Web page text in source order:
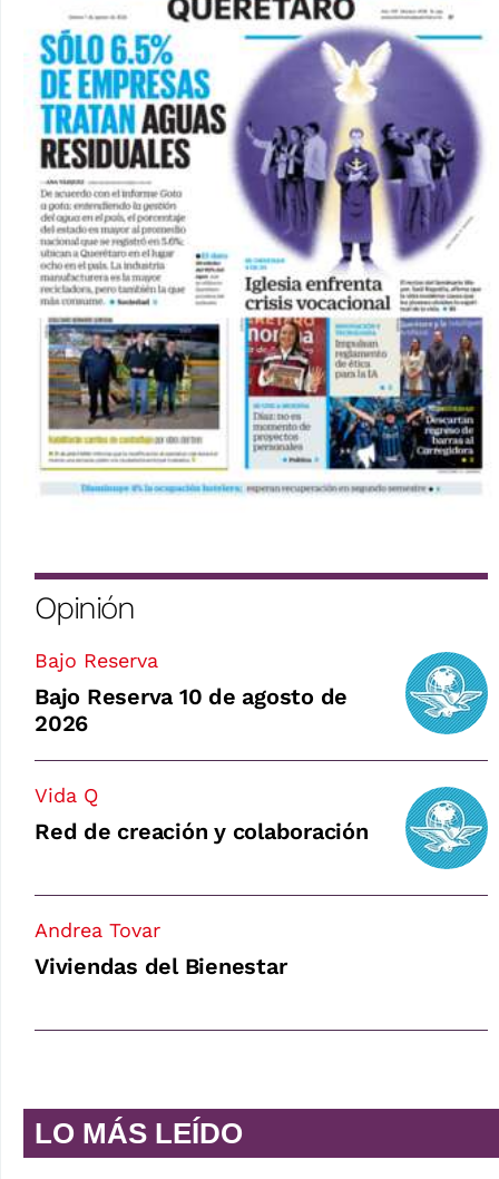
Opinión
Bajo Reserva
Bajo Reserva 10 de agosto de
2026
Vida Q
Red de creación y colaboración
Andrea Tovar
Viviendas del Bienestar
LO MÁS LEÍDO